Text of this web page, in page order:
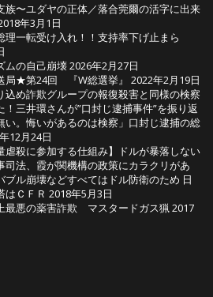
族〜ユダヤの正体／落合莞爾の活字に出来
年3月1日
理一転受け入れ！！支持率下げ止まら
ムの自己崩壊2026年2月27日
局★第24回 『W総選挙』
2022年2月19日
め詐欺グループの報復殺害と同様の検察
三井環さんが”口封じ逮捕事件”を振り返
。悔いがあるのは検察」口封じ逮捕の総
12月24日
虐殺に参加する仕組み】ドルが暴落しない
司法、霞が関機構の政策にカラクリがあ
ル崩壊などすべてはドル防衛のため 日
はＣＦＲ 2018年5月3日
最悪の薬害詐欺 マスタードガス猟 2017